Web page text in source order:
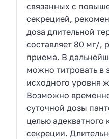
связанных с
секрецией,
доза длительной
составляет 80 мг/,
приема. В
можно титровать в
исходного уровня
Возможно
суточной дозы
целью
секреции.